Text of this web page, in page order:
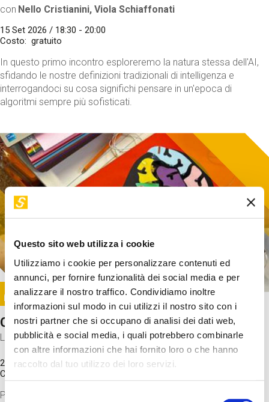
Questo sito web utilizza i cookie
Utilizziamo i cookie per personalizzare contenuti ed
annunci, per fornire funzionalità dei social media e per
analizzare il nostro traffico. Condividiamo inoltre
informazioni sul modo in cui utilizzi il nostro sito con i
nostri partner che si occupano di analisi dei dati web,
pubblicità e social media, i quali potrebbero combinarle
con altre informazioni che hai fornito loro o che hanno
raccolto dal tuo utilizzo dei loro servizi.
Selezione
con Nello Cristianini, Viola Schiaffonati
15 Set 2026 / 18:30 - 20:00
Costo
gratuito
In questo primo incontro esploreremo la natura stessa dell'AI,
sfidando le nostre definizioni tradizionali di intelligenza e
interrogandoci su cosa significhi pensare in un'epoca di
algoritmi sempre più sofisticati.
Image
SUNDAY@STEP
Come funziona il cervello?
Laboratorio
20 Set 2026 / 11:15 - 13:00
Costo
Proveremo a costruire un cervello in cartoncino cercando di